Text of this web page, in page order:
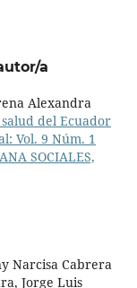
a
Alexandra
del Ecuador
Vol. 9 Núm. 1
SOCIALES,
Narcisa Cabrera
Jorge Luis